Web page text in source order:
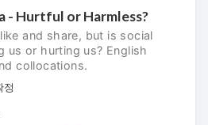
- Hurtful or Harmless?
and share, but is social
us or hurting us? English
collocations.
정